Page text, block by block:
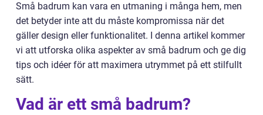
Små badrum kan vara en utmaning i många hem, men
det betyder inte att du måste kompromissa när det
gäller design eller funktionalitet. I denna artikel kommer
vi att utforska olika aspekter av små badrum och ge dig
tips och idéer för att maximera utrymmet på ett stilfullt
sätt.
Vad är ett små badrum?